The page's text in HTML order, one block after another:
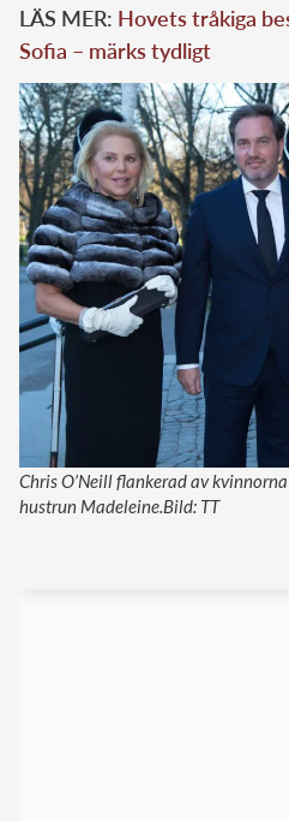
LÄS MER: Hovets tråkiga
Sofia – märks tydligt
Chris O’Neill flankerad av
hustrun Madeleine.Bild: TT